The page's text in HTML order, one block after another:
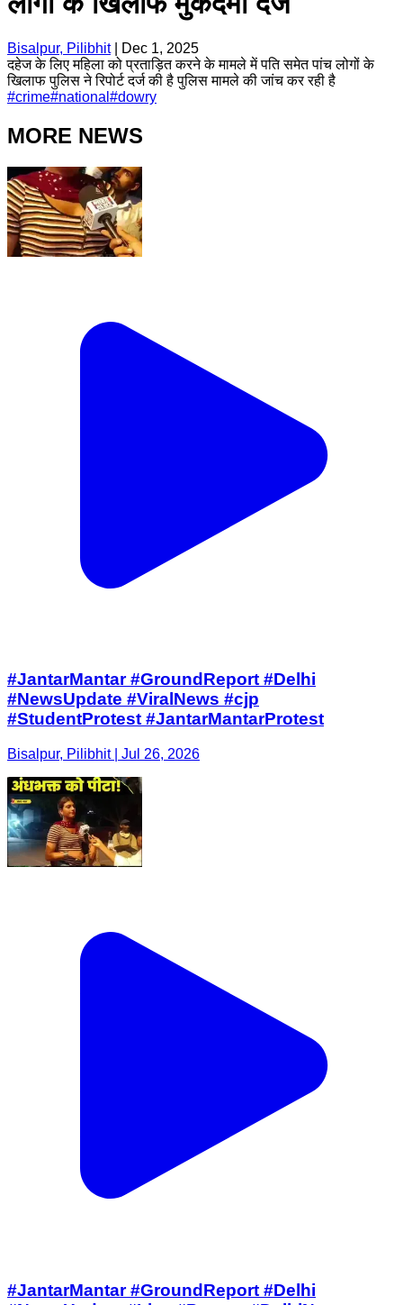
Bisalpur, Pilibhit|
Dec 1, 2025
दहेज के लिए महिला को प्रताड़ित करने के मामले में पति समेत पांच लोगों के
खिलाफ पुलिस ने रिपोर्ट दर्ज की है पुलिस मामले की जांच कर रही है
#crime#national #dowry
MORE NEWS
#JantarMantar #GroundReport #Delhi
#NewsUpdate #ViralNews #cjp
#StudentProtest #JantarMantarProtest
Bisalpur, Pilibhit | Jul 26, 2026
#JantarMantar #GroundReport #Delhi